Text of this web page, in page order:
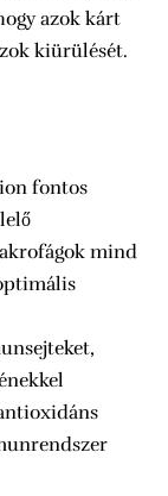
azok kárt
kiürülését.
fontos
mind